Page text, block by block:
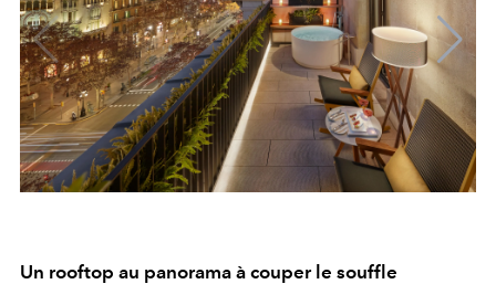
Un rooftop au panorama à couper le souffle